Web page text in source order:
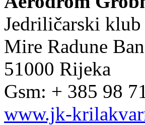
Jedriličarski
Mire Radune
51000 Rijeka
Gsm: + 385 98
www.jk-